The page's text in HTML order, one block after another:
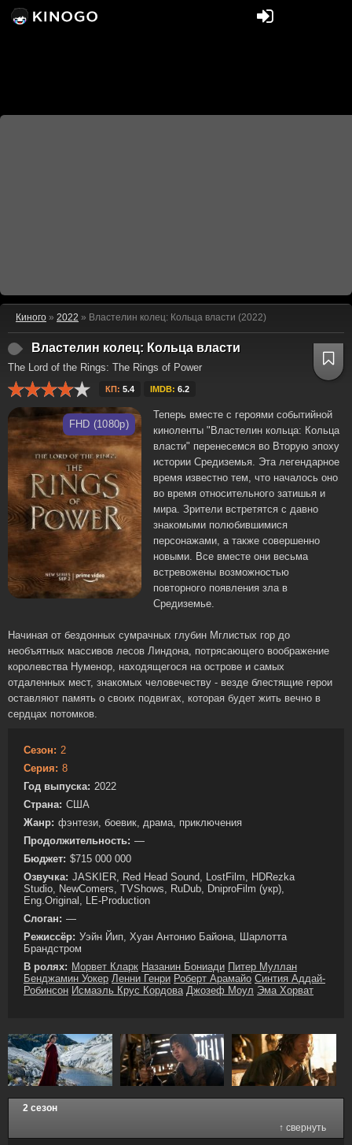
Киного » 2022 » Властелин колец: Кольца власти (2022)
Властелин колец: Кольца власти
The Lord of the Rings: The Rings of Power
КП: 5.4 IMDB: 6.2
FHD (1080p)
Теперь вместе с героями событийной
киноленты "Властелин кольца: Кольца
власти" перенесемся во Вторую эпоху
истории Средиземья. Эта легендарное
время известно тем, что началось оно
во время относительного затишья и
мира. Зрители встретятся с давно
знакомыми полюбившимися
персонажами, а также совершенно
новыми. Все вместе они весьма
встревожены возможностью
повторного появления зла в
Средиземье.
Начиная от бездонных сумрачных глубин Мглистых гор до
необъятных массивов лесов Линдона, потрясающего воображение
королевства Нуменор, находящегося на острове и самых
отдаленных мест, знакомых человечеству - везде блестящие герои
оставляют память о своих подвигах, которая будет жить вечно в
сердцах потомков.
Сезон: 2
Серия: 8
Год выпуска: 2022
Страна: США
Жанр: фэнтези, боевик, драма, приключения
Продолжительность: —
Бюджет: $715 000 000
Озвучка: JASKIER, Red Head Sound, LostFilm, HDRezka
Studio, NewComers, TVShows, RuDub, DniproFilm (укр),
Eng.Original, LE-Production
Слоган: —
Режиссёр: Уэйн Йип, Хуан Антонио Байона, Шарлотта
Брандстром
В ролях: Морвет Кларк Назанин Бониади Питер Муллан
Бенджамин Уокер Ленни Генри Роберт Арамайо Синтия Аддай-
Робинсон Исмаэль Крус Кордова Джозеф Моул Эма Хорват
2 сезон
↑ свернуть